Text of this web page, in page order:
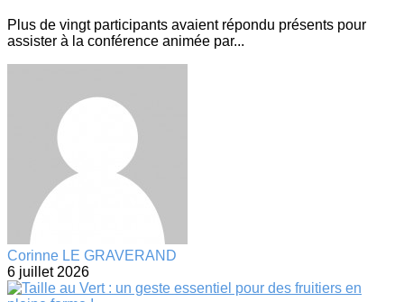
Plus de vingt participants avaient répondu présents pour
assister à la conférence animée par...
Corinne LE GRAVERAND
6 juillet 2026